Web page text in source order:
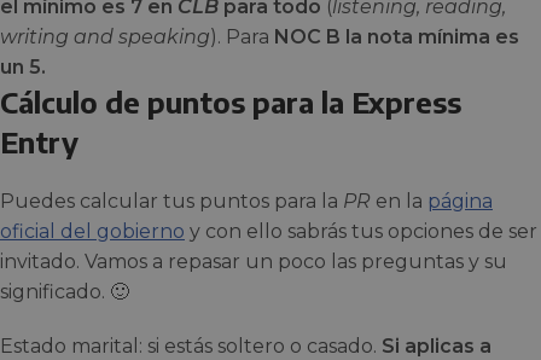
el mínimo es 7 en CLB para todo (listening, reading,
writing and speaking). Para NOC B la nota mínima es
un 5.
Cálculo de puntos para la Express
Entry
Puedes calcular tus puntos para la PR en la página
oficial del gobierno y con ello sabrás tus opciones de ser
invitado. Vamos a repasar un poco las preguntas y su
significado. 🙂
Estado marital: si estás soltero o casado. Si aplicas a